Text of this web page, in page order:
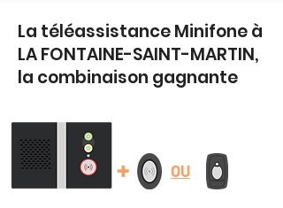
La téléassistance Minifone à
LA FONTAINE-SAINT-MARTIN,
la combinaison gagnante
+ OU